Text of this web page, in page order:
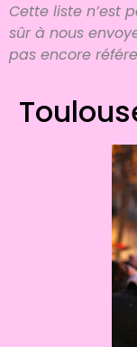
Cette liste n’est
sûr à nous
pas encore